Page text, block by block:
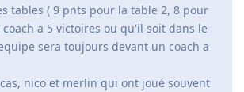
tables ( 9 pnts pour la table 2, 8 pour
a 5 victoires ou qu'il soit dans le
sera toujours devant un coach a
nico et merlin qui ont joué souvent